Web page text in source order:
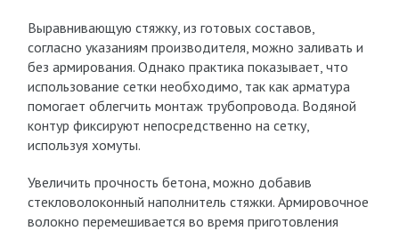
Выравнивающую стяжку, из готовых составов,
согласно указаниям производителя, можно заливать и
без армирования. Однако практика показывает, что
использование сетки необходимо, так как арматура
помогает облегчить монтаж трубопровода. Водяной
контур фиксируют непосредственно на сетку,
используя хомуты.
Увеличить прочность бетона, можно добавив
стекловолоконный наполнитель стяжки. Армировочное
волокно перемешивается во время приготовления